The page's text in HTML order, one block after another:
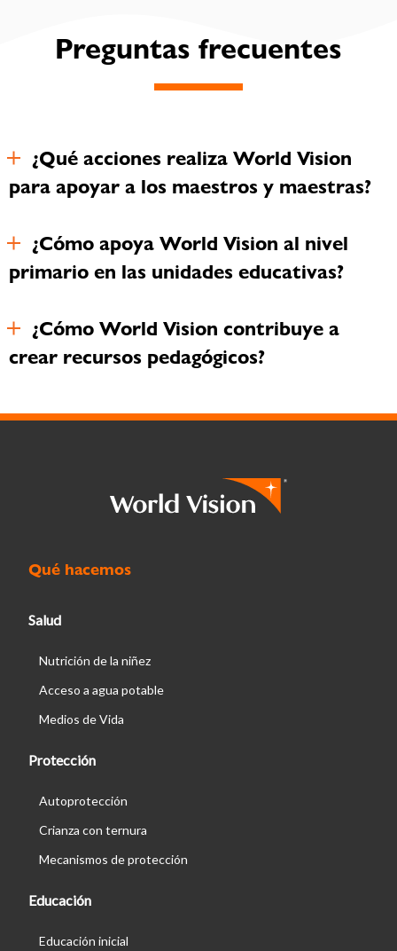
Preguntas frecuentes
¿Qué acciones realiza World Vision
para apoyar a los maestros y maestras?
¿Cómo apoya World Vision al nivel
primario en las unidades educativas?
¿Cómo World Vision contribuye a
crear recursos pedagógicos?
Qué hacemos
Salud
Nutrición de la niñez
Acceso a agua potable
Medios de Vida
Protección
Autoprotección
Crianza con ternura
Mecanismos de protección
Educación
Educación inicial